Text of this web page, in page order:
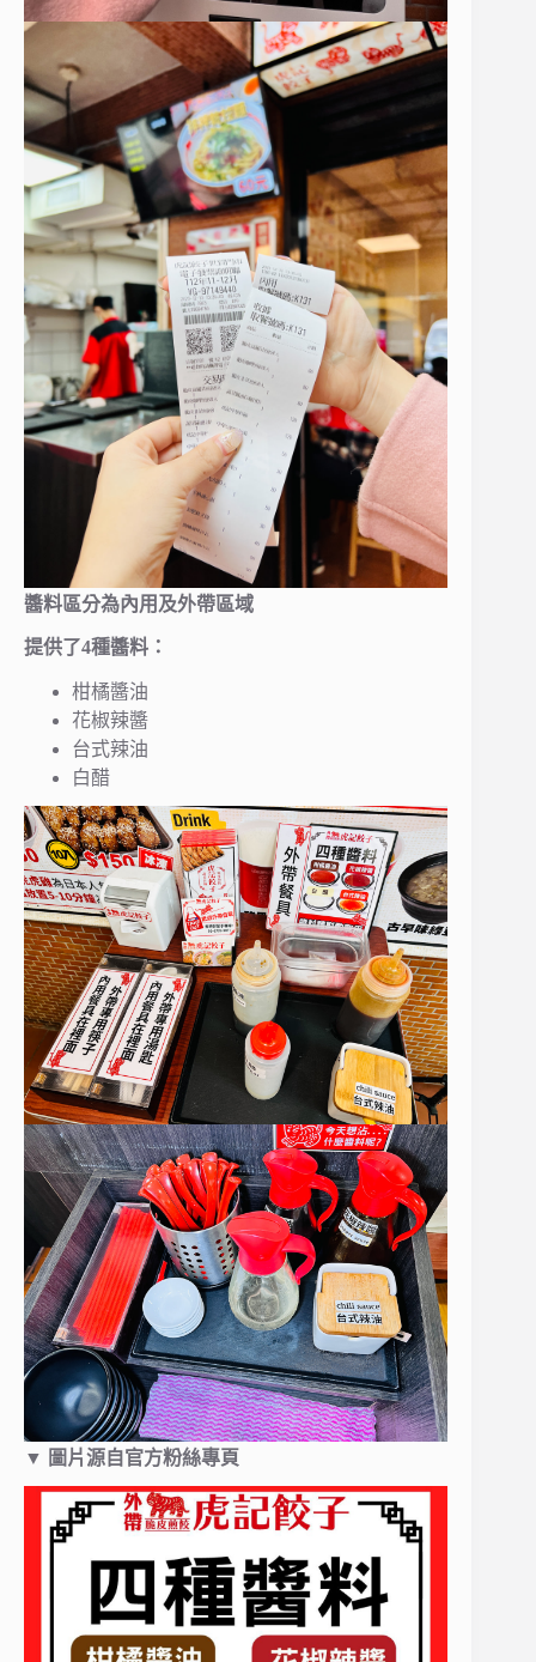
醬料區分為內用及外帶區域
提供了4種醬料：
柑橘醬油
花椒辣醬
台式辣油
白醋
▼ 圖片源自官方粉絲專頁